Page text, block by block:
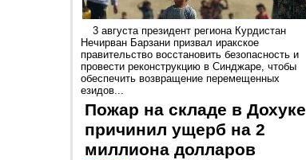
3 августа президент региона Курдистан
Нечирван Барзани призвал иракское
правительство восстановить безопасность и
провести реконструкцию в Синджаре, чтобы
обеспечить возвращение перемещенных
езидов...
Пожар на складе в Дохуке
причинил ущерб на 2
миллиона долларов